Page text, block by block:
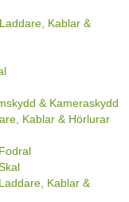
Kablar &
& Kameraskydd
Kablar & Hörlurar
Kablar &